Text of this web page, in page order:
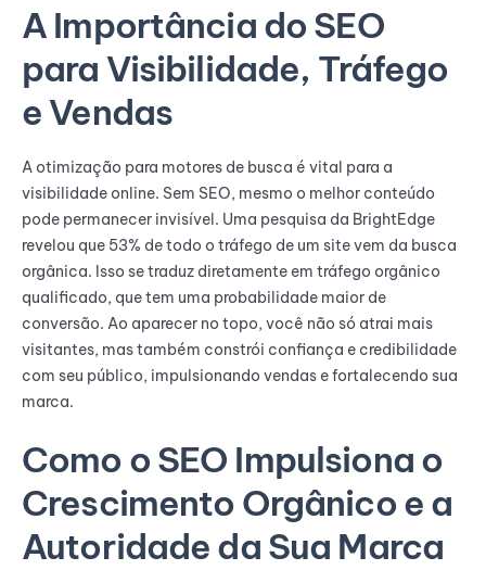
A Importância do SEO
para Visibilidade, Tráfego
e Vendas
A otimização para motores de busca é vital para a
visibilidade online. Sem SEO, mesmo o melhor conteúdo
pode permanecer invisível. Uma pesquisa da BrightEdge
revelou que 53% de todo o tráfego de um site vem da busca
orgânica. Isso se traduz diretamente em tráfego orgânico
qualificado, que tem uma probabilidade maior de
conversão. Ao aparecer no topo, você não só atrai mais
visitantes, mas também constrói confiança e credibilidade
com seu público, impulsionando vendas e fortalecendo sua
marca.
Como o SEO Impulsiona o
Crescimento Orgânico e a
Autoridade da Sua Marca